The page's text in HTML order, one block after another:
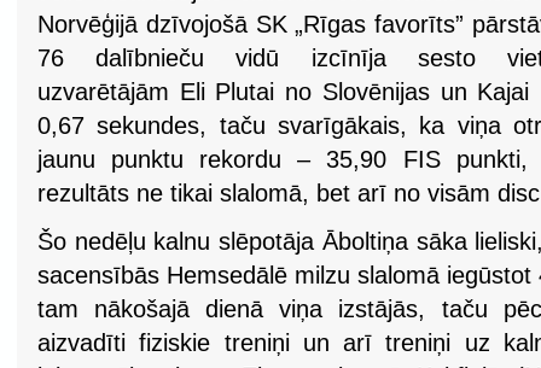
Norvēģijā dzīvojošā SK „Rīgas favorīts”
76 dalībnieču vidū izcīnīja sesto
uzvarētājām Eli Plutai no Slovēnijas un
0,67 sekundes, taču svarīgākais, ka viņa
jaunu punktu rekordu – 35,90 FIS punkti,
rezultāts ne tikai slalomā, bet arī no visām
Šo nedēļu kalnu slēpotāja Āboltiņa sāka
sacensībās Hemsedālē milzu slalomā
tam nākošajā dienā viņa izstājās, taču
aizvadīti fiziskie treniņi un arī treniņi uz